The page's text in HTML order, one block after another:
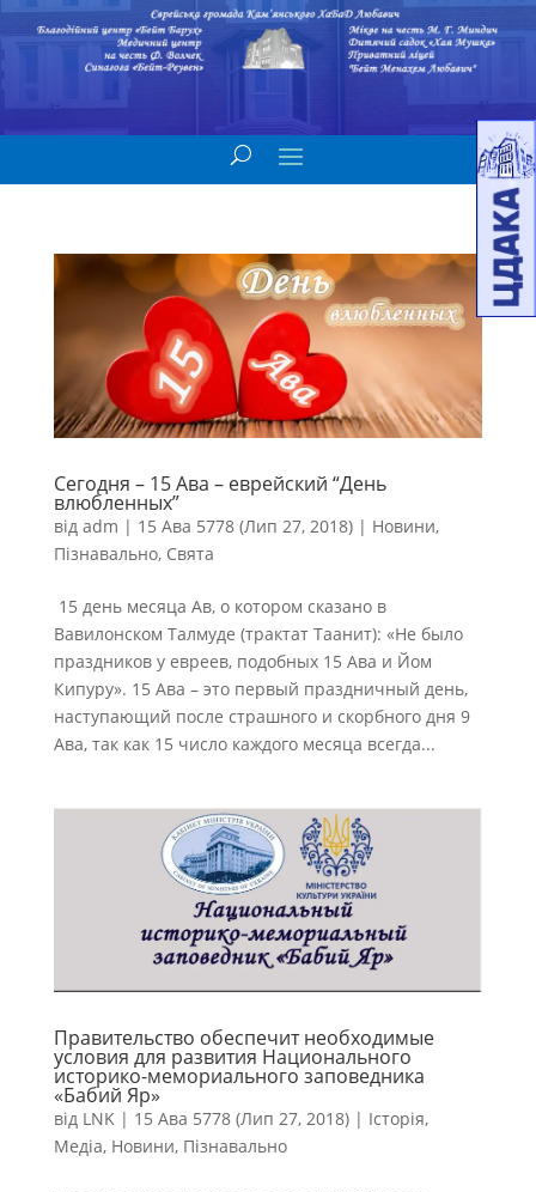
Сегодня – 15 Ава – еврейский “День
влюбленных”
від adm | 15 Ава 5778 (Лип 27, 2018)| Новини,
Пізнавально, Свята
15 день месяца Ав, о котором сказано в
Вавилонском Талмуде (трактат Таанит): «Не было
праздников у евреев, подобных 15 Ава и Йом
Кипуру». 15 Ава – это первый праздничный день,
наступающий после страшного и скорбного дня 9
Ава, так как 15 число каждого месяца всегда...
Правительство обеспечит необходимые
условия для развития Национального
историко-мемориального заповедника
«Бабий Яр»
від LNK | 15 Ава 5778 (Лип 27, 2018)| Історія,
Медіа, Новини, Пізнавально